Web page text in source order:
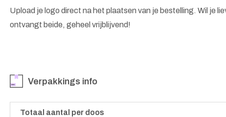
Upload je logo direct na het plaatsen van je bestelling. Wil je
ontvangt beide, geheel vrijblijvend!
Verpakkings info
Totaal aantal per doos